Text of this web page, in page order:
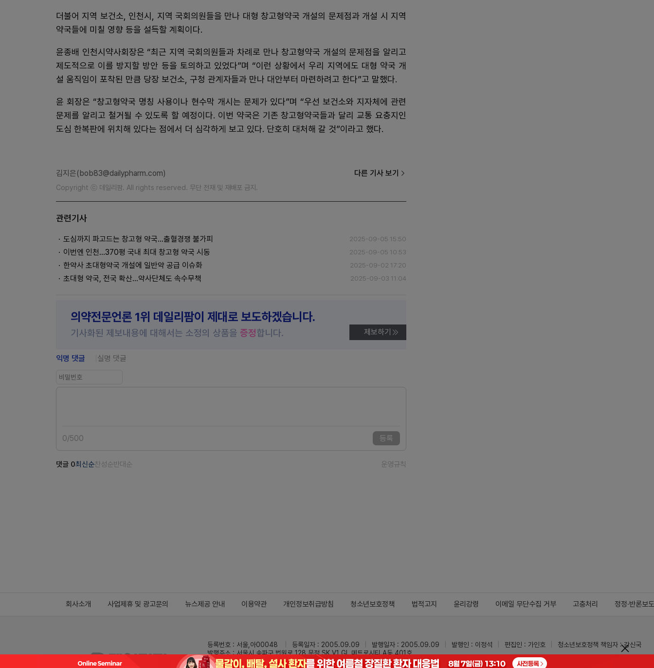
더불어 지역 보건소, 인천시, 지역 국회의원들을 만나 대형 창고형약국 개설의 문제점과 개설 시 지역
약국들에 미칠 영향 등을 설득할 계획이다.
윤종배 인천시약사회장은 “최근 지역 국회의원들과 차례로 만나 창고형약국 개설의 문제점을 알리고
제도적으로 이를 방지할 방안 등을 토의하고 있었다”며 “이런 상황에서 우리 지역에도 대형 약국 개
설 움직임이 포착된 만큼 당장 보건소, 구청 관계자들과 만나 대안부터 마련하려고 한다”고 말했다.
윤 회장은 “창고형약국 명칭 사용이나 현수막 개시는 문제가 있다”며 “우선 보건소와 지자체에 관련
문제를 알리고 철거될 수 있도록 할 예정이다. 이번 약국은 기존 창고형약국들과 달리 교통 요충지인
도심 한복판에 위치해 있다는 점에서 더 심각하게 보고 있다. 단호히 대처해 갈 것”이라고 했다.
김지은(bob83@dailypharm.com) 다른 기사 보기
Copyright ⓒ 데일리팜. All rights reserved. 무단 전재 및 재배포 금지.
관련기사
도심까지 파고드는 창고형 약국…출혈경쟁 불가피 2025-09-05 15:50
이번엔 인천…370평 국내 최대 창고형 약국 시동 2025-09-05 10:53
한약사 초대형약국 개설에 일반약 공급 이슈화 2025-09-02 17:20
초대형 약국, 전국 확산…약사단체도 속수무책 2025-09-03 11:04
의약전문언론 1위 데일리팜이 제대로 보도하겠습니다.
기사화된 제보내용에 대해서는 소정의 상품을 증정합니다. 제보하기
익명 댓글 실명 댓글
0/500 등록
댓글 0최신순찬성순반대순 운영규칙
회사소개 사업제휴 및 광고문의 뉴스제공 안내 이용약관 개인정보취급방침 청소년보호정책 법적고지 윤리강령 이메일 무단수집 거부 고충처리 정정·반론보도
등록번호 : 서울,아00048 등록일자 : 2005.09.09 발행일자 : 2005.09.09 발행인 : 이정석 편집인 : 가인호
청소년보호정책 책임자 : 강신국
발행주소 : 서울시 송파구 법원로 128 문정 SK V1 GL 메트로시티 A동 401호
전화 : 02-3473-0833
팩스 : 02-3434-0169 Mail :dailypharm@dailypharm.com